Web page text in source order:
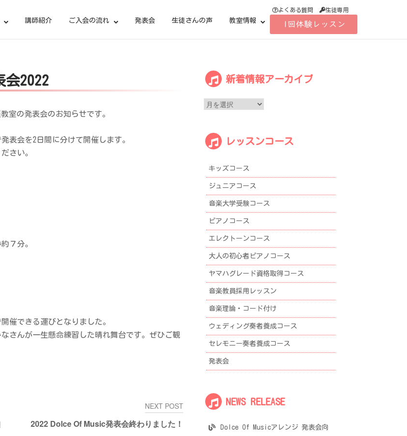
講師紹介 ご入会の流れ 発表会 生徒さんの声 教室情報
よくある質問 生徒専用
2022
室の発表会のお知らせです。
表会を2日間に分けて開催します。
さい。
７分。
催できる運びとなりました。
さんが一生懸命練習した晴れ舞台です。ぜひご観
NEXT POST
2022 Dolce Of Music発表会終わりました！
新着情報アーカイブ
レッスンコース
キッズコース
ジュニアコース
音楽大学受験コース
ピアノコース
エレクトーンコース
大人の初心者ピアノコース
ヤマハグレード資格取得コース
音楽教員採用レッスン
音楽理論・コード付け
ウェディング奏者養成コース
セレモニー奏者養成コース
発表会
NEWS RELEASE
Dolce Of Musicアレンジ 発表会向